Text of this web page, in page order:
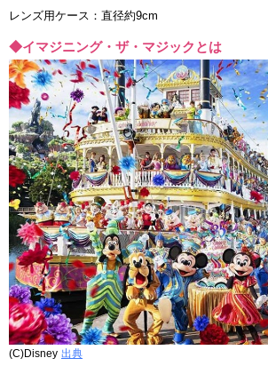
レンズ用ケース：直径約9cm
◆イマジニング・ザ・マジックとは
(C)Disney 出典